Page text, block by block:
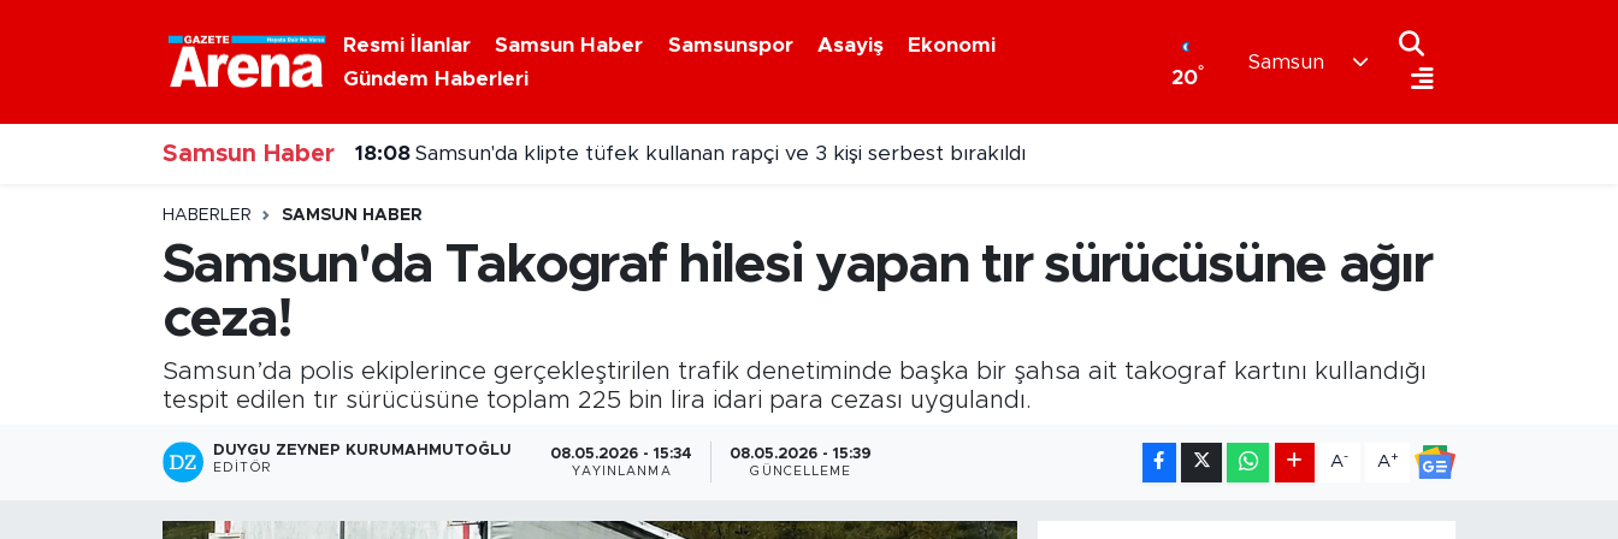
Resmi İlanlar Samsun Haber Samsunspor Asayiş
Ekonomi
Gündem Haberleri
20°
Samsun
Samsun Haber 18:08 Samsun'da klipte tüfek kullanan rapçi ve 3 kişi serbest bırakıldı
HABERLER SAMSUN HABER
Samsun'da Takograf hilesi yapan tır sürücüsüne ağır
ceza!
Samsun’da polis ekiplerince gerçekleştirilen trafik denetiminde başka bir şahsa ait takograf kartını kullandığı
tespit edilen tır sürücüsüne toplam 225 bin lira idari para cezası uygulandı.
DUYGU ZEYNEP KURUMAHMUTOĞLU
EDITÖR
08.05.2026 - 15:34
YAYINLANMA
08.05.2026 - 15:39
GÜNCELLEME
A- A+
Nöbetçi Eczaneler
Hava Durumu
Samsun Namaz Vakitleri
Trafik Durumu
Süper Lig Puan Durumu ve Fikstür
Tüm Manşetler
Son Dakika Haberleri
Haber Arşivi